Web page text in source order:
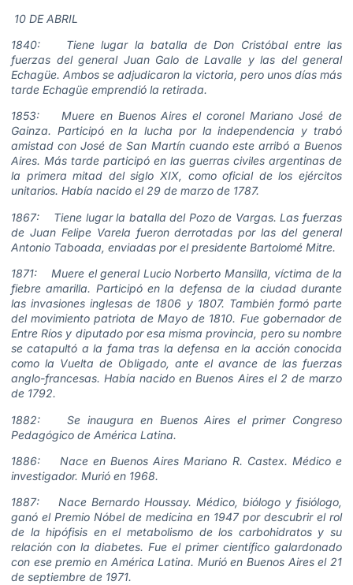
10 DE ABRIL
1840: Tiene lugar la batalla de Don Cristóbal entre las
fuerzas del general Juan Galo de Lavalle y las del general
Echagüe. Ambos se adjudicaron la victoria, pero unos días más
tarde Echagüe emprendió la retirada.
1853: Muere en Buenos Aires el coronel Mariano José de
Gainza. Participó en la lucha por la independencia y trabó
amistad con José de San Martín cuando este arribó a Buenos
Aires. Más tarde participó en las guerras civiles argentinas de
la primera mitad del siglo XIX, como oficial de los ejércitos
unitarios. Había nacido el 29 de marzo de 1787.
1867: Tiene lugar la batalla del Pozo de Vargas. Las fuerzas
de Juan Felipe Varela fueron derrotadas por las del general
Antonio Taboada, enviadas por el presidente Bartolomé Mitre.
1871: Muere el general Lucio Norberto Mansilla, víctima de la
fiebre amarilla. Participó en la defensa de la ciudad durante
las invasiones inglesas de 1806 y 1807. También formó parte
del movimiento patriota de Mayo de 1810. Fue gobernador de
Entre Ríos y diputado por esa misma provincia, pero su nombre
se catapultó a la fama tras la defensa en la acción conocida
como la Vuelta de Obligado, ante el avance de las fuerzas
anglo-francesas. Había nacido en Buenos Aires el 2 de marzo
de 1792.
1882: Se inaugura en Buenos Aires el primer Congreso
Pedagógico de América Latina.
1886: Nace en Buenos Aires Mariano R. Castex. Médico e
investigador. Murió en 1968.
1887: Nace Bernardo Houssay. Médico, biólogo y fisiólogo,
ganó el Premio Nóbel de medicina en 1947 por descubrir el rol
de la hipófisis en el metabolismo de los carbohidratos y su
relación con la diabetes. Fue el primer científico galardonado
con ese premio en América Latina. Murió en Buenos Aires el 21
de septiembre de 1971.